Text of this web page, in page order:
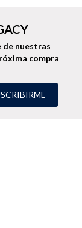
nuestras
compra